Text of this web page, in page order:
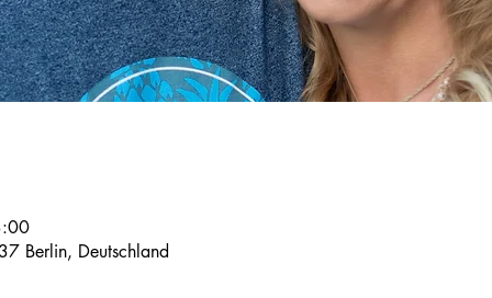
Berlin, Deutschland